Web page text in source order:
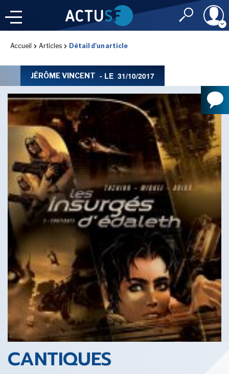
Mot de passe
Rester
CONNEXION
J'ai oublié mon
Toujours pas
NOSRUBRIQUES
LES UTOPIALES 2025
IMAGINALES 2026
SENSE OF WONDER
CINÉMA ET SÉRIES
Accueil Articles Détail d'un article
JÉRÔME VINCENT - LE 31/10/2017
CANTIQUES